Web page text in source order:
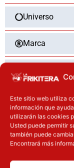
Este sitio web utiliza
información que
utilizarán las cookies
Usted puede permitir
también puede
Encontrará más
Universo
Marca
Tipo